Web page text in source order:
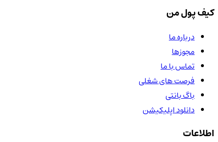
کیف پول من
درباره ما
مجوزها
تماس با ما
فرصت های شغلی
باگ بانتی
دانلود اپلیکیشن
اطلاعات